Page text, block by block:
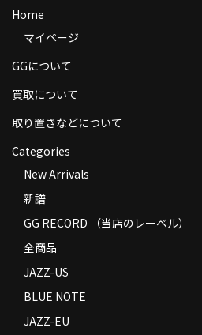
商品の発送
お支払い方法
返品
特定商取引法に基づく表示
Contact
Home
マイページ
GGについて
買取について
取り置きなどについて
Categories
New Arrivals
新譜
GG RECORD （当店のレーベル）
全商品
JAZZ-US
BLUE NOTE
JAZZ-EU